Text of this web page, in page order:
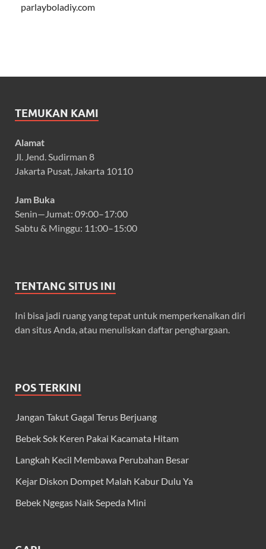
parlayboladiy.com
TEMUKAN KAMI
Alamat
Jl. Jend. Sudirman 8
Jakarta Pusat, Jakarta 10110
Jam Buka
Senin—Jumat: 09:00–17:00
Sabtu & Minggu: 11:00–15:00
TENTANG SITUS INI
Ini bisa jadi ruang yang tepat untuk memperkenalkan diri
dan situs Anda, atau menuliskan daftar penghargaan.
POS TERKINI
Jangan Takut Gagal Terus Berjuang
Bebek Sok Keren Pakai Kacamata Hitam
Langkah Kecil Membawa Perubahan Besar
Kejar Diskon Dompet Malah Kabur Dulu Ya
Bebek Ngegas Naik Sepeda Mini